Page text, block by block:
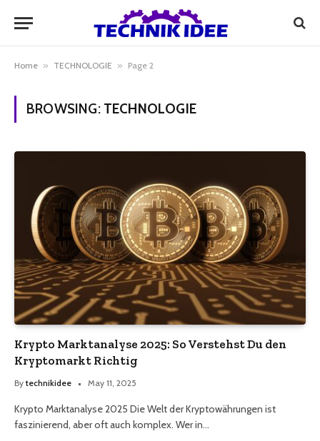
Home » TECHNOLOGIE » Page 2
BROWSING: TECHNOLOGIE
Krypto Marktanalyse 2025: So Verstehst Du den
Kryptomarkt Richtig
By technikidee May 11, 2025
Krypto Marktanalyse 2025 Die Welt der Kryptowährungen ist
faszinierend, aber oft auch komplex. Wer in…